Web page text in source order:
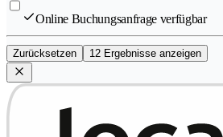
Online Buchungsanfrage verfügbar
Zurücksetzen 12 Ergebnisse anzeigen